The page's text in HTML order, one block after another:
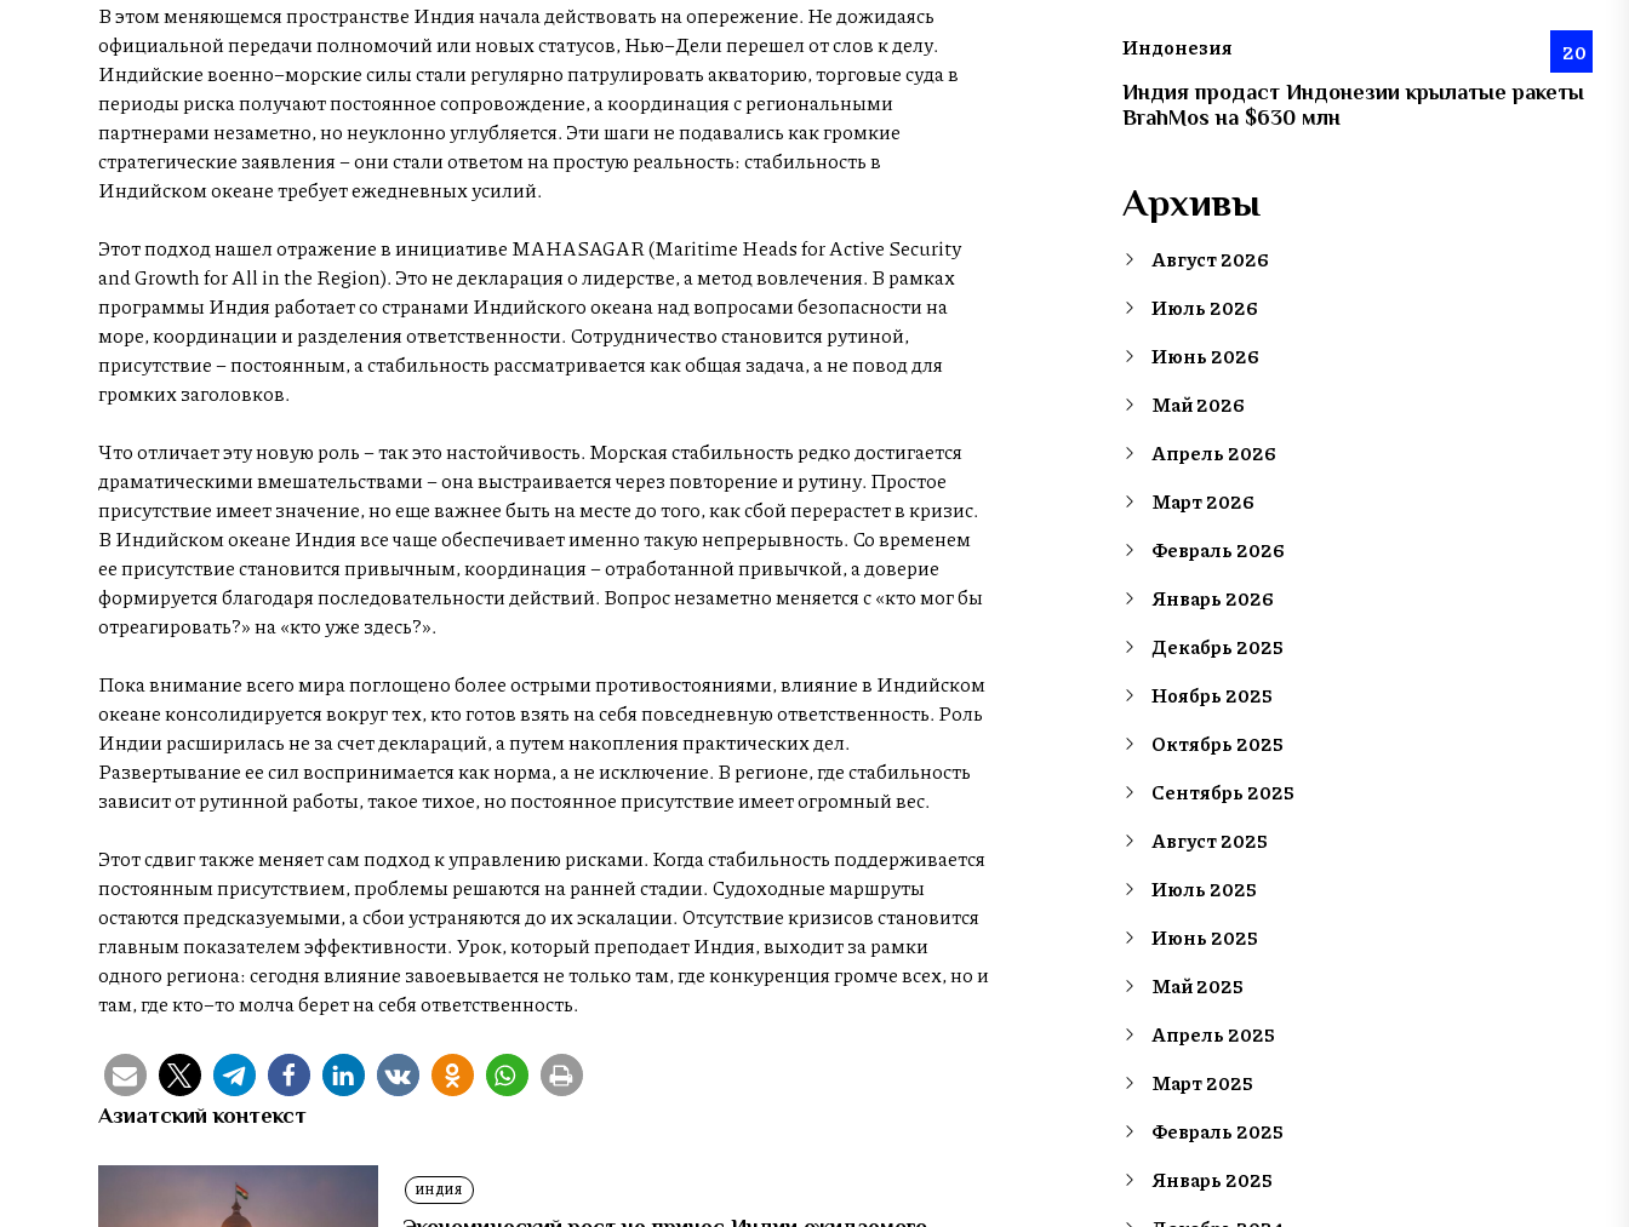
В этом меняющемся пространстве Индия начала действовать на опережение. Не дожидаясь
официальной передачи полномочий или новых статусов, Нью–Дели перешел от слов к делу.
Индийские военно–морские силы стали регулярно патрулировать акваторию, торговые суда в
периоды риска получают постоянное сопровождение, а координация с региональными
партнерами незаметно, но неуклонно углубляется. Эти шаги не подавались как громкие
стратегические заявления – они стали ответом на простую реальность: стабильность в
Индийском океане требует ежедневных усилий.
Этот подход нашел отражение в инициативе MAHASAGAR (Maritime Heads for Active Security
and Growth for All in the Region). Это не декларация о лидерстве, а метод вовлечения. В рамках
программы Индия работает со странами Индийского океана над вопросами безопасности на
море, координации и разделения ответственности. Сотрудничество становится рутиной,
присутствие – постоянным, а стабильность рассматривается как общая задача, а не повод для
громких заголовков.
Что отличает эту новую роль – так это настойчивость. Морская стабильность редко достигается
драматическими вмешательствами – она выстраивается через повторение и рутину. Простое
присутствие имеет значение, но еще важнее быть на месте до того, как сбой перерастет в кризис.
В Индийском океане Индия все чаще обеспечивает именно такую непрерывность. Со временем
ее присутствие становится привычным, координация – отработанной привычкой, а доверие
формируется благодаря последовательности действий. Вопрос незаметно меняется с «кто мог бы
отреагировать?» на «кто уже здесь?».
Пока внимание всего мира поглощено более острыми противостояниями, влияние в Индийском
океане консолидируется вокруг тех, кто готов взять на себя повседневную ответственность. Роль
Индии расширилась не за счет деклараций, а путем накопления практических дел.
Развертывание ее сил воспринимается как норма, а не исключение. В регионе, где стабильность
зависит от рутинной работы, такое тихое, но постоянное присутствие имеет огромный вес.
Этот сдвиг также меняет сам подход к управлению рисками. Когда стабильность поддерживается
постоянным присутствием, проблемы решаются на ранней стадии. Судоходные маршруты
остаются предсказуемыми, а сбои устраняются до их эскалации. Отсутствие кризисов становится
главным показателем эффективности. Урок, который преподает Индия, выходит за рамки
одного региона: сегодня влияние завоевывается не только там, где конкуренция громче всех, но и
там, где кто–то молча берет на себя ответственность.
Азиатский контекст
ИНДИЯ
Индонезия 20
Индия продаст Индонезии крылатые ракеты
BrahMos на $630 млн
Архивы
Август 2026
Июль 2026
Июнь 2026
Май 2026
Апрель 2026
Март 2026
Февраль 2026
Январь 2026
Декабрь 2025
Ноябрь 2025
Октябрь 2025
Сентябрь 2025
Август 2025
Июль 2025
Июнь 2025
Май 2025
Апрель 2025
Март 2025
Февраль 2025
Январь 2025